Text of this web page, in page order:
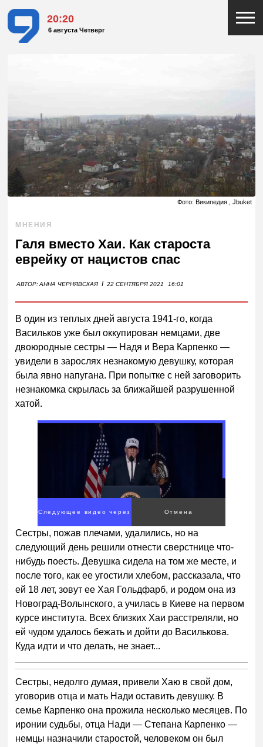
20:20
6 августа Четверг
Фото: Википедия , Jbuket
МНЕНИЯ
Галя вместо Хаи. Как староста
еврейку от нацистов спас
АВТОР:АННА ЧЕРНЯВСКАЯ I 22 СЕНТЯБРЯ 2021 16:01
В один из теплых дней августа 1941-го, когда
Васильков уже был оккупирован немцами, две
двоюродные сестры — Надя и Вера Карпенко —
увидели в зарослях незнакомую девушку, которая
была явно напугана. При попытке с ней заговорить
незнакомка скрылась за ближайшей разрушенной
хатой.
Следующее видео через Отмена
Сестры, пожав плечами, удалились, но на
следующий день решили отнести сверстнице что-
нибудь поесть. Девушка сидела на том же месте, и
после того, как ее угостили хлебом, рассказала, что
ей 18 лет, зовут ее Хая Гольдфарб, и родом она из
Новоград-Волынского, а училась в Киеве на первом
курсе института. Всех близких Хаи расстреляли, но
ей чудом удалось бежать и дойти до Василькова.
Куда идти и что делать, не знает...
Сестры, недолго думая, привели Хаю в свой дом,
уговорив отца и мать Нади оставить девушку. В
семье Карпенко она прожила несколько месяцев. По
иронии судьбы, отца Нади — Степана Карпенко —
немцы назначили старостой, человеком он был